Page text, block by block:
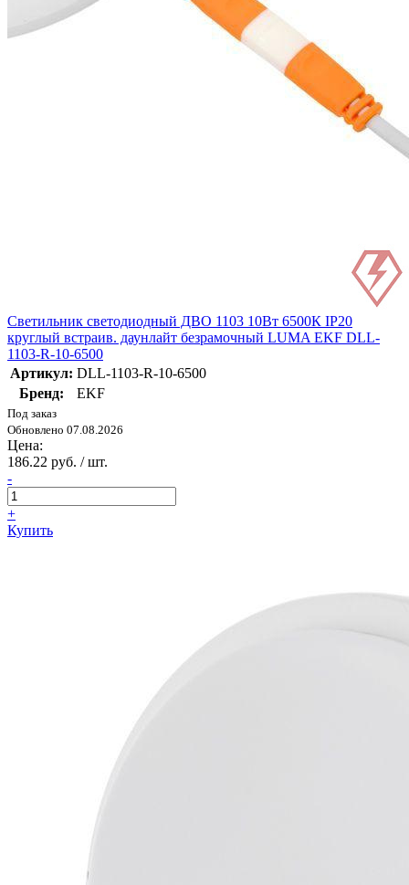
Светильник светодиодный ДВО 1103 10Вт 6500К IP20
круглый встраив. даунлайт безрамочный LUMA EKF DLL-
1103-R-10-6500
Артикул: DLL-1103-R-10-6500
Бренд:
EKF
Под заказ
Обновлено 07.08.2026
Цена:
186.22 руб. / шт.
-
+
Купить